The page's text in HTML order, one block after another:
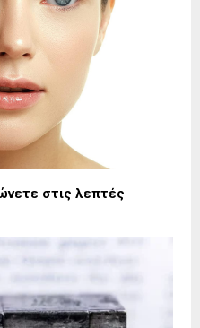
στις λεπτές